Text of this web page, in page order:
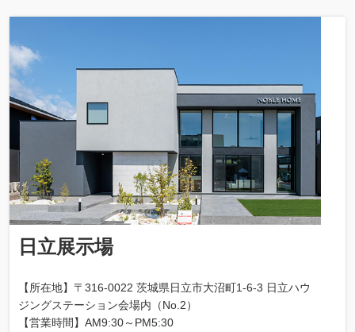
日立展示場
【所在地】〒316-0022 茨城県日立市大沼町1-6-3 日立ハウ
ジングステーション会場内（No.2）
【営業時間】AM9:30～PM5:30